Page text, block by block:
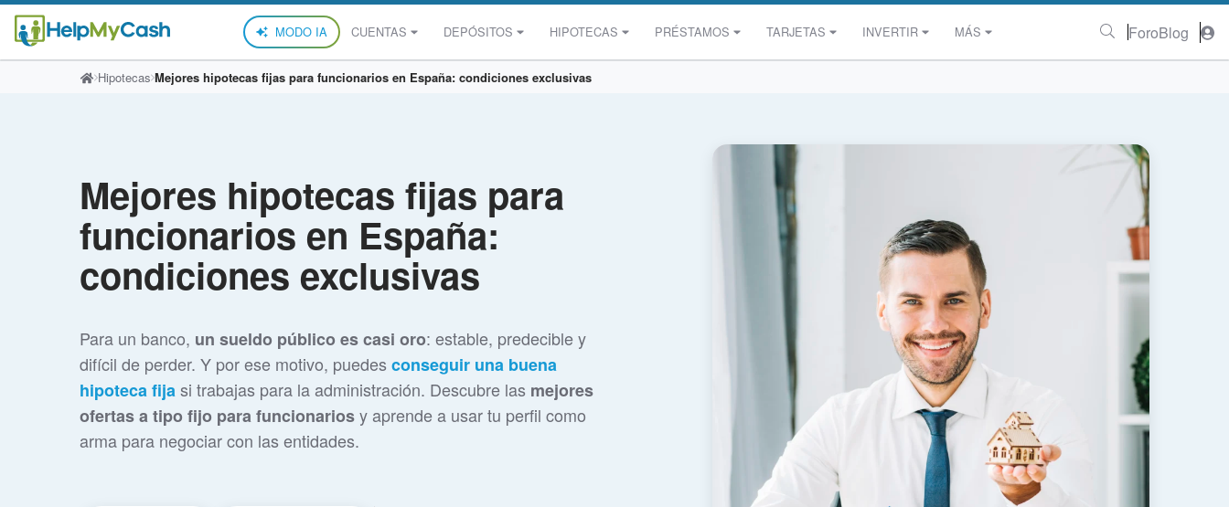
MODO IA CUENTAS DEPÓSITOS HIPOTECAS PRÉSTAMOS TARJETAS INVERTIR MÁS ForoBlog
Hipotecas Mejores hipotecas fijas para funcionarios en España: condiciones exclusivas
Mejores hipotecas fijas para
funcionarios en España:
condiciones exclusivas
Para un banco, un sueldo público es casi oro: estable, predecible y
difícil de perder. Y por ese motivo, puedes conseguir una buena
hipoteca fijasi trabajas para la administración. Descubre las mejores
ofertas a tipo fijo para funcionariosy aprende a usar tu perfil como
arma para negociar con las entidades.